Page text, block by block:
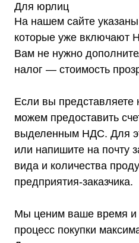
Для юрлиц
На нашем сайте
которые уже включают
Вам не нужно
налог — стоимость
Если вы
можем предоставить
выделенным НДС. Для
или напишите на почту
вида и количества
предприятия-заказчика.
Мы ценим ваше время и
процесс покупки
Адрес:
г. Москва, 2-й Южнопортовый
Информация, размещенная на
не является публичной офертой
© 2021-2026 Официальный
Политика конфиденциальности